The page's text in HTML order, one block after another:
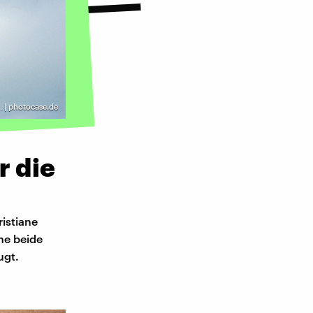
| photocase.de
die
beide